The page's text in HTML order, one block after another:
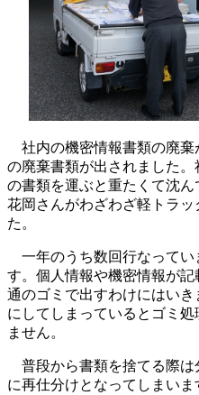
社内の機密情報書類の廃棄
の廃棄書類が出されました
の書類を運ぶと重たくて沈
花岡さんがわざわざ軽トラ
た。
一年のうち数回行なってい
す。個人情報や機密情報が
通のゴミで出すわけにはい
にしてしまっているとゴミ
ません。
普段から書類を捨てる際は
に再仕分けとなってしまい